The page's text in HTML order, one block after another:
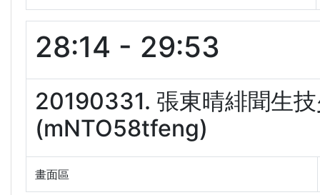
28:14 - 29:53
20190331. 張東晴緋聞生
(mNTO58tfeng)
畫面區